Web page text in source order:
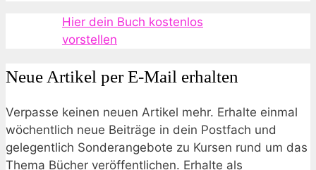
Hier dein Buch kostenlos
vorstellen
Neue Artikel per E-Mail erhalten
Verpasse keinen neuen Artikel mehr. Erhalte einmal
wöchentlich neue Beiträge in dein Postfach und
gelegentlich Sonderangebote zu Kursen rund um das
Thema Bücher veröffentlichen. Erhalte als